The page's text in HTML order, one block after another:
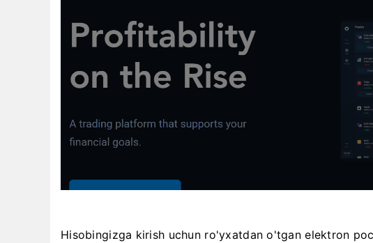
Hisobingizga kirish uchun ro'yxatdan o'tgan elektron